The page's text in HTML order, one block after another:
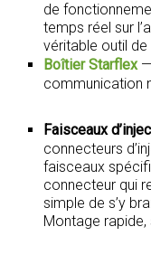
de
temps réel sur
véritable outil de
Boîtier Starflex—
communication
Faisceaux
connecteurs
faisceaux
connecteur qui
simple de s’y
Montage